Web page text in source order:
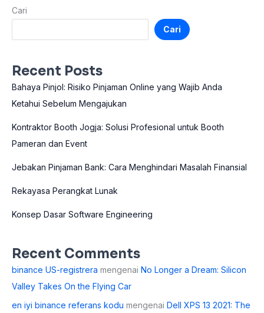
Cari
Cari
Recent Posts
Bahaya Pinjol: Risiko Pinjaman Online yang Wajib Anda
Ketahui Sebelum Mengajukan
Kontraktor Booth Jogja: Solusi Profesional untuk Booth
Pameran dan Event
Jebakan Pinjaman Bank: Cara Menghindari Masalah Finansial
Rekayasa Perangkat Lunak
Konsep Dasar Software Engineering
Recent Comments
binance US-registrera mengenai No Longer a Dream: Silicon
Valley Takes On the Flying Car
en iyi binance referans kodu mengenai Dell XPS 13 2021: The